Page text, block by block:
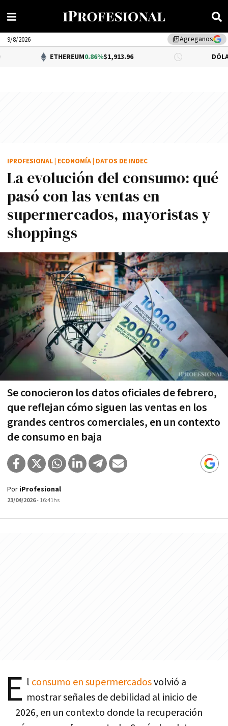
library_addAgreganos
9/8/2026
ETHEREUM0.86%$1,913.96 DÓLAR BNA 0.34%
La evolución del consumo: qué
pasó con las ventas en
supermercados, mayoristas y
shoppings
Se conocieron los datos oficiales de febrero,
que reflejan cómo siguen las ventas en los
grandes centros comerciales, en un contexto
de consumo en baja
IPROFESIONAL ECONOMÍA DATOS DE INDEC
Por iProfesional
23/04/2026- 16:41hs
E l consumo en supermercadosvolvió a
mostrar señales de debilidad al inicio de
2026, en un contexto donde la recuperación